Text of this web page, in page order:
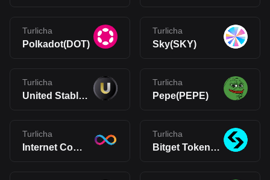
Turlicha
Polkadot(DOT)
Turlicha
Sky(SKY)
Turlicha
United Stables(U)
Turlicha
Pepe(PEPE)
Turlicha
Internet Computer(ICP)
Turlicha
Bitget Token(BGB)